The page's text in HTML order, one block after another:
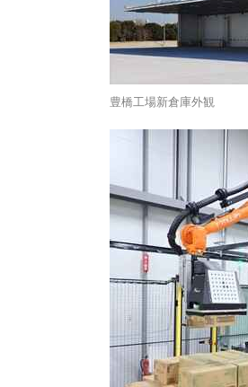
豊橋工場新倉庫外観